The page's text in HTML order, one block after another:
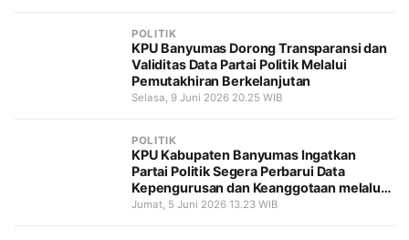
POLITIK
KPU Banyumas Dorong Transparansi dan
Validitas Data Partai Politik Melalui
Pemutakhiran Berkelanjutan
Selasa, 9 Juni 2026 20.25 WIB
POLITIK
KPU Kabupaten Banyumas Ingatkan
Partai Politik Segera Perbarui Data
Kepengurusan dan Keanggotaan melalui
SIPOL
Jumat, 5 Juni 2026 13.23 WIB